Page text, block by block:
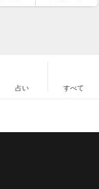
占い すべて